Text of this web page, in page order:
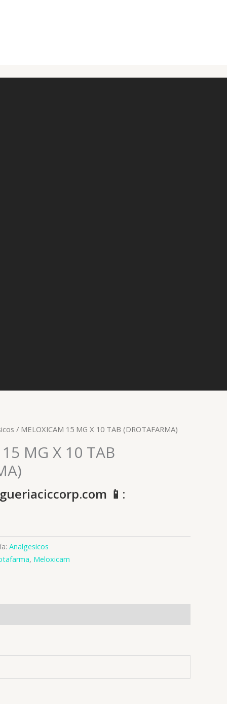
/ MELOXICAM 15 MG X 10 TAB (DROTAFARMA)
MG X 10 TAB
📱:
Analgesicos
, Meloxicam